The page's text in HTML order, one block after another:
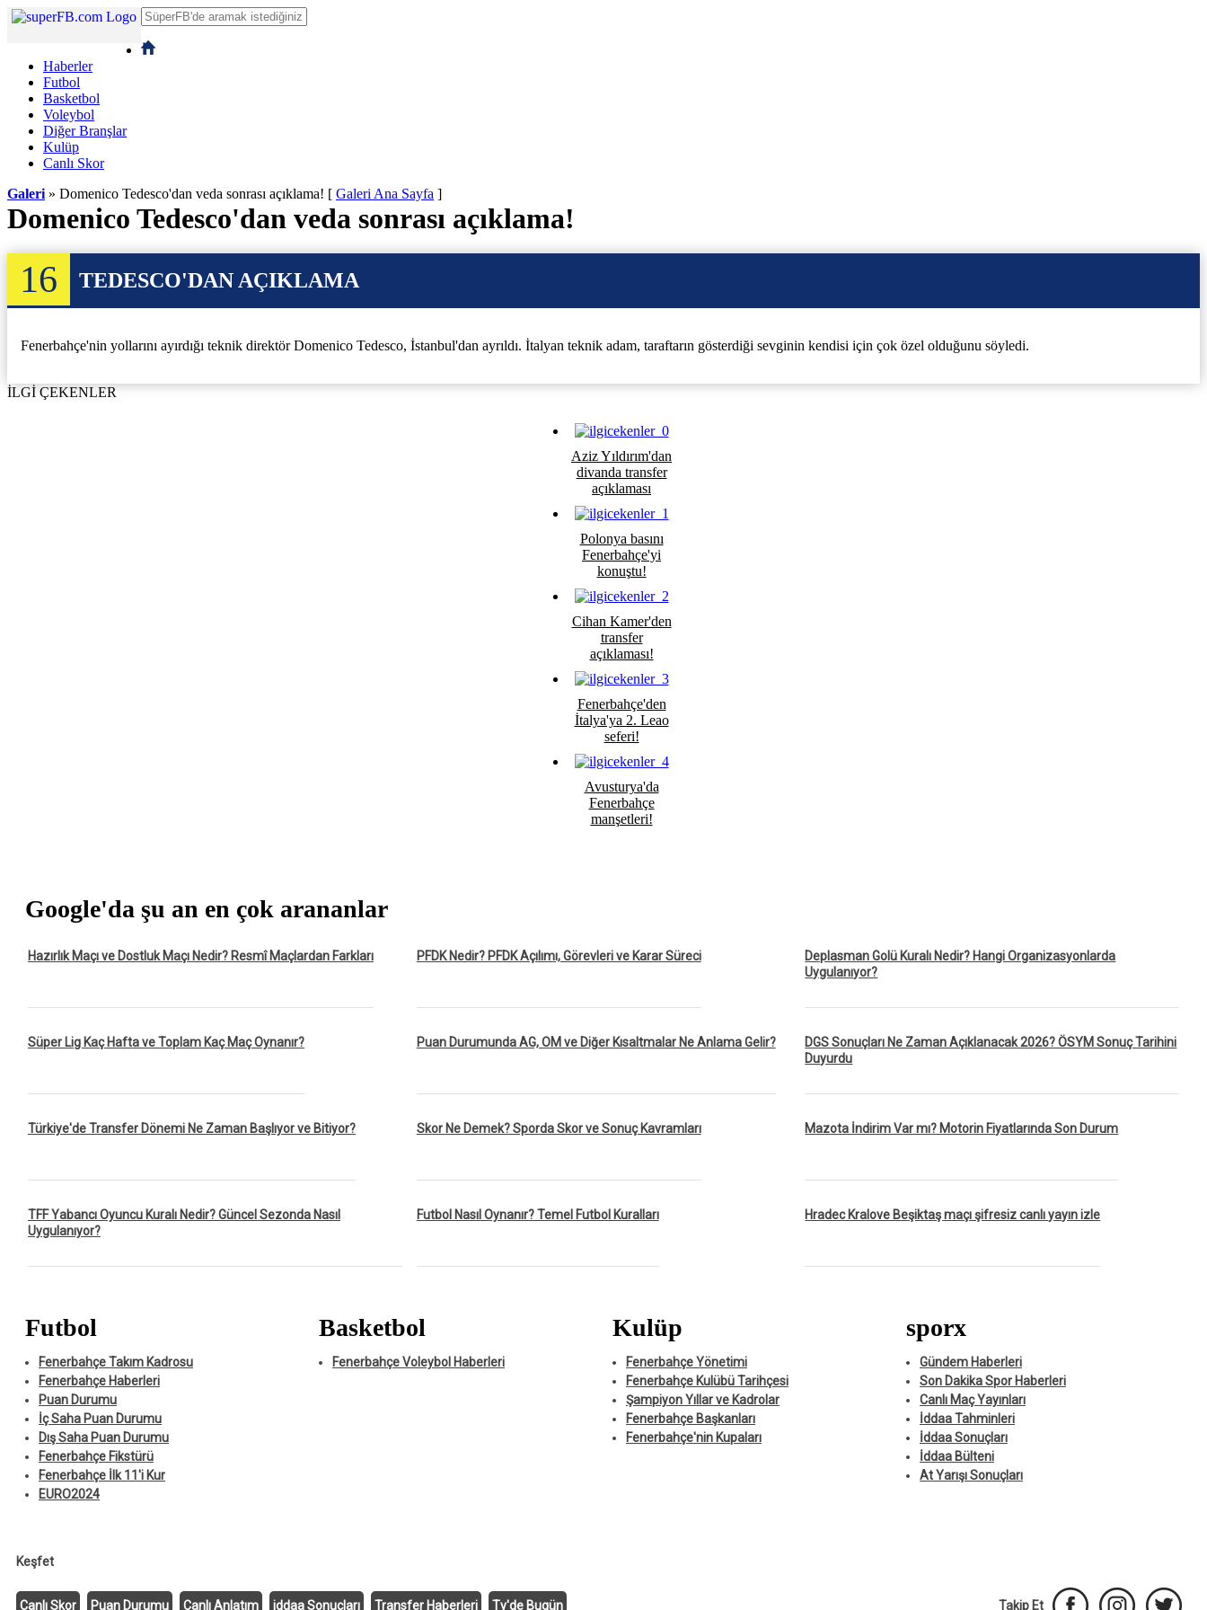
Haberler
Futbol
Basketbol
Voleybol
Diğer Branşlar
Kulüp
Canlı Skor
Galeri » Domenico Tedesco'dan veda sonrası açıklama! [ Galeri Ana Sayfa ]
Domenico Tedesco'dan veda sonrası açıklama!
16 TEDESCO'DAN AÇIKLAMA
Fenerbahçe'nin yollarını ayırdığı teknik direktör Domenico Tedesco, İstanbul'dan ayrıldı. İtalyan teknik adam, taraftarın gösterdiği sevginin kendisi için çok özel olduğunu söyledi.
İLGİ ÇEKENLER
Aziz Yıldırım'dan
divanda transfer
açıklaması
Polonya basını
Fenerbahçe'yi
konuştu!
Cihan Kamer'den
transfer
açıklaması!
Fenerbahçe'den
İtalya'ya 2. Leao
seferi!
Avusturya'da
Fenerbahçe
manşetleri!
Google'da şu an en çok arananlar
Hazırlık Maçı ve Dostluk Maçı Nedir? Resmî Maçlardan Farkları
Süper Lig Kaç Hafta ve Toplam Kaç Maç Oynanır?
Türkiye'de Transfer Dönemi Ne Zaman Başlıyor ve Bitiyor?
TFF Yabancı Oyuncu Kuralı Nedir? Güncel Sezonda Nasıl
Uygulanıyor?
PFDK Nedir? PFDK Açılımı, Görevleri ve Karar Süreci
Puan Durumunda AG, OM ve Diğer Kısaltmalar Ne Anlama Gelir?
Skor Ne Demek? Sporda Skor ve Sonuç Kavramları
Futbol Nasıl Oynanır? Temel Futbol Kuralları
Deplasman Golü Kuralı Nedir? Hangi Organizasyonlarda
Uygulanıyor?
DGS Sonuçları Ne Zaman Açıklanacak 2026? ÖSYM Sonuç Tarihini
Duyurdu
Mazota İndirim Var mı? Motorin Fiyatlarında Son Durum
Hradec Kralove Beşiktaş maçı şifresiz canlı yayın izle
Futbol
Fenerbahçe Takım Kadrosu
Fenerbahçe Haberleri
Puan Durumu
İç Saha Puan Durumu
Dış Saha Puan Durumu
Fenerbahçe Fikstürü
Fenerbahçe İlk 11'i Kur
EURO2024
Basketbol
Fenerbahçe Voleybol Haberleri
Kulüp
Fenerbahçe Yönetimi
Fenerbahçe Kulübü Tarihçesi
Şampiyon Yıllar ve Kadrolar
Fenerbahçe Başkanları
Fenerbahçe'nin Kupaları
sporx
Gündem Haberleri
Son Dakika Spor Haberleri
Canlı Maç Yayınları
İddaa Tahminleri
İddaa Sonuçları
İddaa Bülteni
At Yarışı Sonuçları
Keşfet
Canlı Skor Puan Durumu Canlı Anlatım iddaa Sonuçları Transfer Haberleri Tv'de Bugün Takip Et